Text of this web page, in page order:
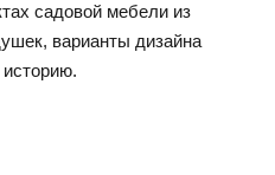
садовой мебели из
варианты дизайна